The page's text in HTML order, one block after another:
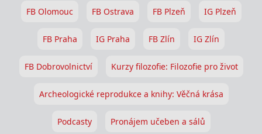
FB Olomouc FB Ostrava FB Plzeň IG Plzeň
FB Praha IG Praha FB Zlín IG Zlín
FB Dobrovolnictví Kurzy filozofie: Filozofie pro život
Archeologické reprodukce a knihy: Věčná krása
Podcasty Pronájem učeben a sálů